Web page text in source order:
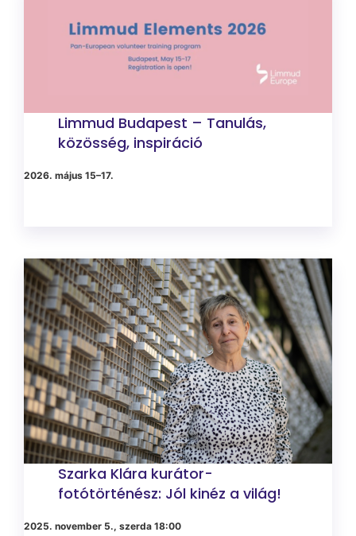
Limmud Budapest – Tanulás,
közösség, inspiráció
2026. május 15–17.
Szarka Klára kurátor-
fotótörténész: Jól kinéz a világ!
2025. november 5., szerda 18:00